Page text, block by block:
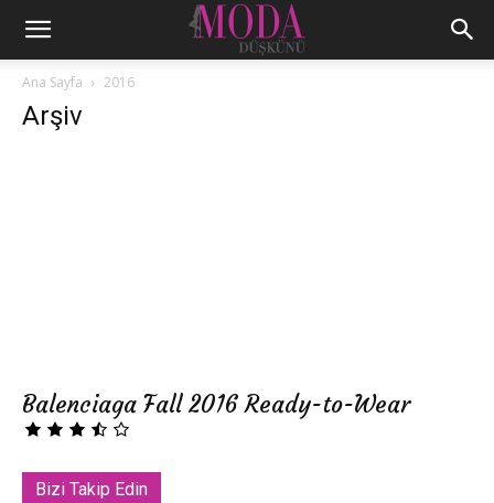
Ana Sayfa 2016
Arşiv
Balenciaga Fall 2016 Ready-to-Wear
Bizi Takip Edin